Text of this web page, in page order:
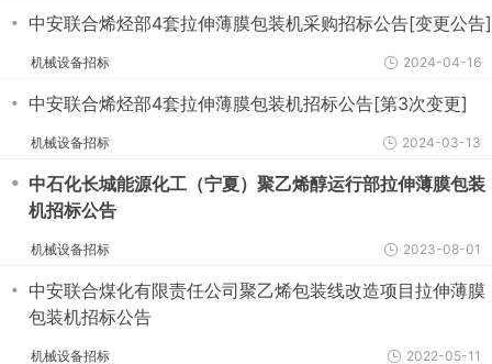
・ 中安联合烯烃部4套拉伸薄膜包装机采购招标公告[变更公告]
机械设备招标 2024-04-16
・ 中安联合烯烃部4套拉伸薄膜包装机招标公告[第3次变更]
机械设备招标 2024-03-13
・ 中石化长城能源化工（宁夏）聚乙烯醇运行部拉伸薄膜包装
机招标公告
机械设备招标 2023-08-01
・ 中安联合煤化有限责任公司聚乙烯包装线改造项目拉伸薄膜
包装机招标公告
机械设备招标 2022-05-11